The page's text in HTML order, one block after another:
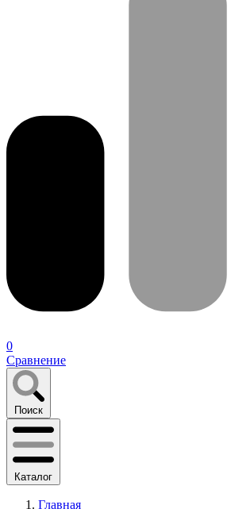
0
Сравнение
Поиск
Каталог
Главная